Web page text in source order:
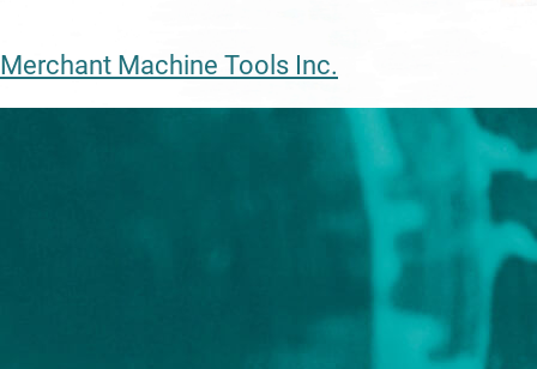
Merchant Machine Tools Inc.